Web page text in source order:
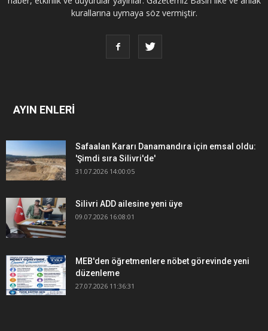
kurallarına uymaya söz vermiştir.
AYIN ENLERİ
Safaalan Kararı Danamandıra için emsal oldu:
'Şimdi sıra Silivri'de'
31.07.2026 14:00:05
Silivri ADD ailesine yeni üye
09.07.2026 16:08:01
MEB'den öğretmenlere nöbet görevinde yeni
düzenleme
27.07.2026 11:36:31